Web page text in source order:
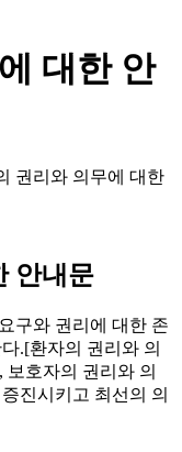
대한 안
권리와 의무에 대한
안내문
구와 권리에 대한 존
.[환자의 권리와 의
호자의 권리와 의
진시키고 최선의 의